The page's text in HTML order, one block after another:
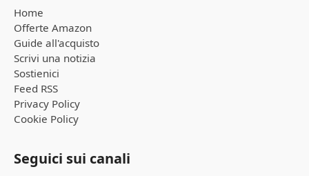
Home
Offerte Amazon
Guide all'acquisto
Scrivi una notizia
Sostienici
Feed RSS
Privacy Policy
Cookie Policy
Seguici sui canali